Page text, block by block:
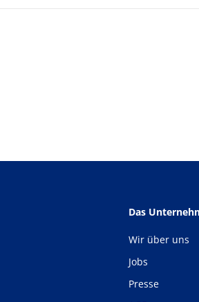
Das
Wir über uns
Jobs
Presse